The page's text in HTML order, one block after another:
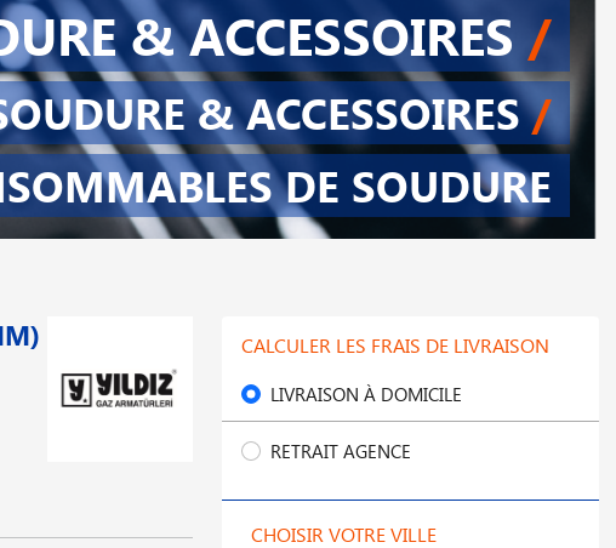
& ACCESSOIRES /
& ACCESSOIRES/
DE SOUDURE
CALCULER LES FRAIS DE LIVRAISON
LIVRAISON À DOMICILE
RETRAIT AGENCE
CHOISIR VOTRE VILLE